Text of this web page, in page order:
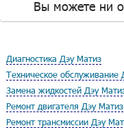
Вы можете ни о
Диагностика Дэу Матиз
Техническое обслуживание
Замена жидкостей Дэу
Ремонт двигателя Дэу Матиз
Ремонт трансмиссии Дэу